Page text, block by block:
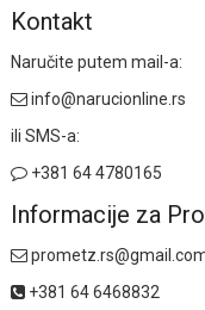
Kontakt
Naručite putem mail-a:
info@narucionline.rs
ili SMS-a:
+381 64 4780165
Informacije za
+381 64 6468832